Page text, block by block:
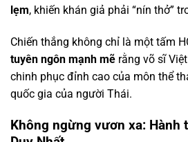
lẹm, khiến khán giả phải “nín thở”
Chiến thắng không chỉ là một tấm
tuyên ngôn mạnh mẽ rằng võ sĩ
chinh phục đỉnh cao của môn thể
quốc gia của người Thái.
Không ngừng vươn xa: Hành